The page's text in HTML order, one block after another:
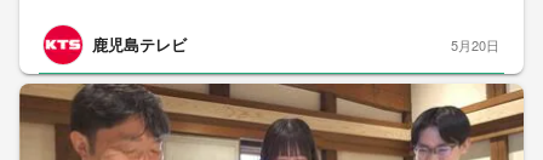
鹿児島テレビ 5月20日